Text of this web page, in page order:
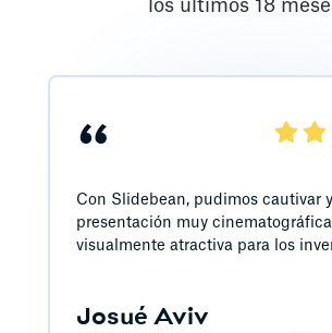
los últimos 18
“
Con Slidebean, pudimos cautivar
presentación muy
visualmente atractiva para los
Josué Aviv